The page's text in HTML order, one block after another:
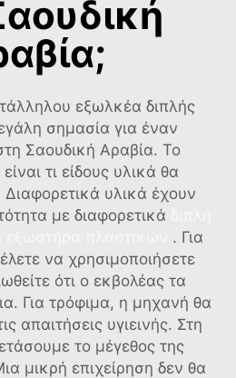
εξωλκέα διπλής
σημασία για έναν
Σαουδική Αραβία. Το
τι είδους υλικά θα
Διαφορετικά υλικά έχουν
με διαφορετικά
. Για
να χρησιμοποιήσετε
ότι ο εκβολέας τα
Για τρόφιμα, η μηχανή θα
απαιτήσεις υγιεινής. Στη
το μέγεθος της
μικρή επιχείρηση δεν θα